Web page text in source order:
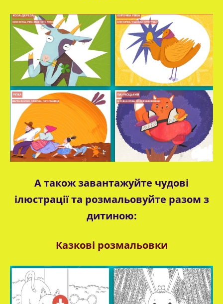
А також завантажуйте чудові
ілюстрації та розмальовуйте разом з
дитиною:
Казкові розмальовки